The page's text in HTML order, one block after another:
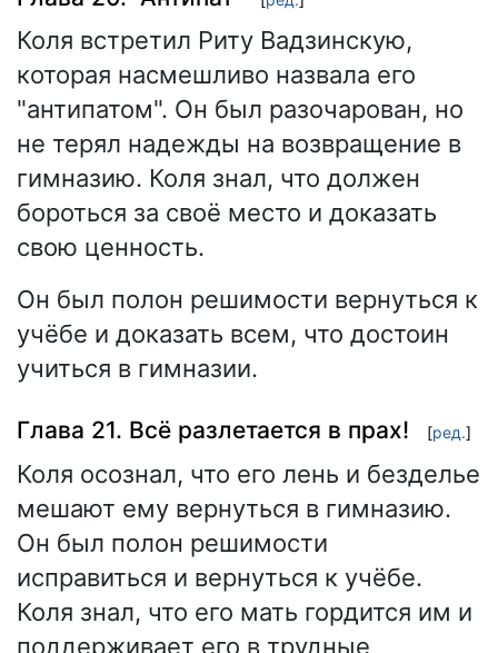
Коля встретил Риту Вадзинскую,
которая насмешливо назвала его
"антипатом". Он был разочарован, но
не терял надежды на возвращение в
гимназию. Коля знал, что должен
бороться за своё место и доказать
свою ценность.
Он был полон решимости вернуться к
учёбе и доказать всем, что достоин
учиться в гимназии.
Глава 21. Всё разлетается в прах! [ред.]
Коля осознал, что его лень и безделье
мешают ему вернуться в гимназию.
Он был полон решимости
исправиться и вернуться к учёбе.
Коля знал, что его мать гордится им и
поддерживает его в трудные